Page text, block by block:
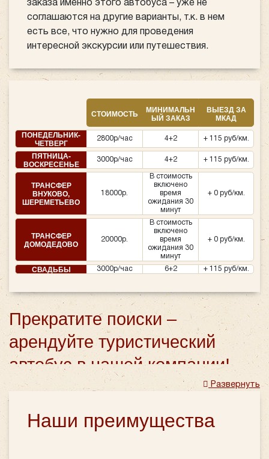
заказа именно этого автобуса – уже не
соглашаются на другие варианты, т.к. в нем
есть все, что нужно для проведения
интересной экскурсии или путешествия.
СТОИМОСТЬ МИНИМАЛЬН
ЫЙ ЗАКАЗ
ВЫЕЗД ЗА
МКАД
ПОНЕДЕЛЬНИК-
ЧЕТВЕРГ 2800р/час 4+2 + 115 руб/км.
ПЯТНИЦА-
ВОСКРЕСЕНЬЕ 3000р/час 4+2 + 115 руб/км.
ТРАНСФЕР
ВНУКОВО,
ШЕРЕМЕТЬЕВО
18000р.
В стоимость
включено
время
ожидания 30
минут
+ 0 руб/км.
ТРАНСФЕР
ДОМОДЕДОВО 20000р.
В стоимость
включено
время
ожидания 30
минут
+ 0 руб/км.
СВАДЬБЫ 3000р/час 6+2 + 115 руб/км.
Прекратите поиски –
арендуйте туристический
автобус в нашей компании!
Для заказа туристического автобуса
Вам не нужно
Компания «Повозкин» рада предложить аренду своих
автомобилей на любые цели: корпоративные
Развернуть
Наши преимущества